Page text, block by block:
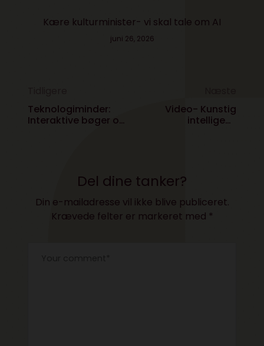
Kære kulturminister- vi skal tale om AI
juni 26, 2026
Teknologiminder:
Interaktive bøger og
Video- Kunstig
intelligens
Del dine tanker?
Din e-mailadresse vil ikke blive publiceret.
Krævede felter er markeret med *